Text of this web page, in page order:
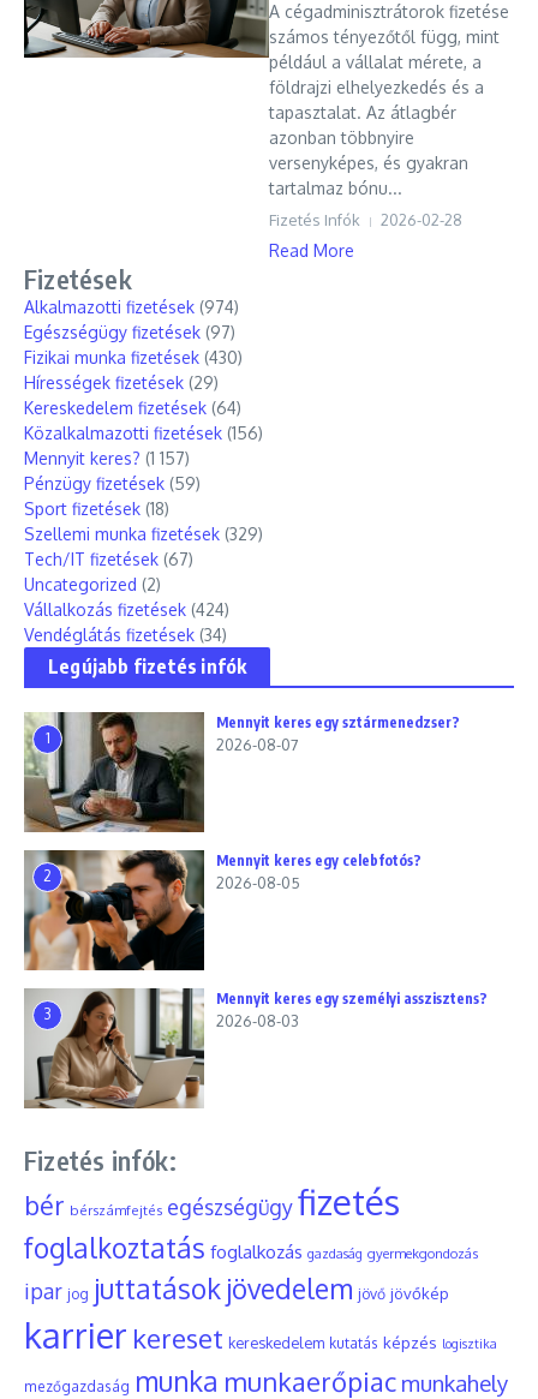
A cégadminisztrátorok fizetése
számos tényezőtől függ, mint
például a vállalat mérete, a
földrajzi elhelyezkedés és a
tapasztalat. Az átlagbér
azonban többnyire
versenyképes, és gyakran
tartalmaz bónu...
Fizetés Infók 2026-02-28
Read More
Fizetések
Alkalmazotti fizetések (974)
Egészségügy fizetések (97)
Fizikai munka fizetések (430)
Hírességek fizetések (29)
Kereskedelem fizetések (64)
Közalkalmazotti fizetések (156)
Mennyit keres? (1 157)
Pénzügy fizetések (59)
Sport fizetések (18)
Szellemi munka fizetések (329)
Tech/IT fizetések (67)
Uncategorized (2)
Vállalkozás fizetések (424)
Vendéglátás fizetések (34)
Legújabb fizetés infók
1
Mennyit keres egy sztármenedzser?
2026-08-07
2
Mennyit keres egy celebfotós?
2026-08-05
3
Mennyit keres egy személyi asszisztens?
2026-08-03
Fizetés infók:
bér bérszámfejtés egészségügyfizetés
foglalkoztatás foglalkozás gazdaság gyermekgondozás
ipar jog juttatások jövedelem jövő jövőkép
karrier kereset kereskedelem kutatás képzés logisztika
mezőgazdaság munka munkaerőpiac munkahely